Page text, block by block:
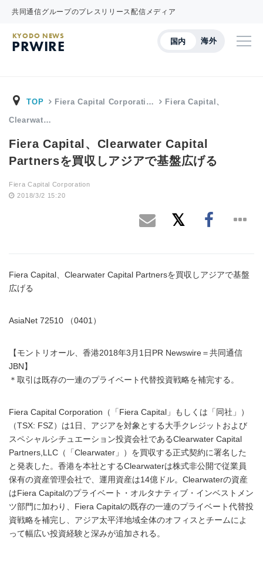
共同通信グループのプレスリリース配信メディア
国内 海外
KYODO NEWS
PRWIRE
TOP Fiera Capital Corporati… Fiera Capital、
Clearwat…
Fiera Capital、Clearwater Capital
Partnersを買収しアジアで基盤広げる
Fiera Capital Corporation
2018/3/2 15:20
Fiera Capital、Clearwater Capital Partnersを買収しアジアで基盤
広げる
AsiaNet 72510 （0401）
【モントリオール、香港2018年3月1日PR Newswire＝共同通信
JBN】
＊取引は既存の一連のプライベート代替投資戦略を補完する。
Fiera Capital Corporation（「Fiera Capital」もしくは「同社」）
（TSX: FSZ）は1日、アジアを対象とする大手クレジットおよび
スペシャルシチュエーション投資会社であるClearwater Capital
Partners,LLC（「Clearwater」）を買収する正式契約に署名した
と発表した。香港を本社とするClearwaterは株式非公開で従業員
保有の資産管理会社で、運用資産は14億ドル。Clearwaterの資産
はFiera Capitalのプライベート・オルタナティブ・インベストメン
ツ部門に加わり、Fiera Capitalの既存の一連のプライベート代替投
資戦略を補完し、アジア太平洋地域全体のオフィスとチームによ
って幅広い投資経験と深みが追加される。